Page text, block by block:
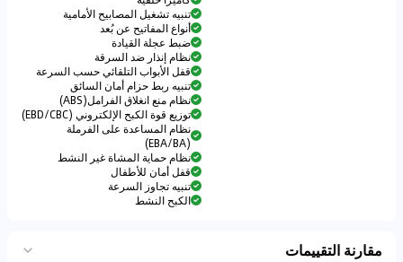
تنبيه تشغيل المصابيح الأمامية
أنواع المفاتيح عن بُعد
ضبط عجلة القيادة
نظام إنذار ضد السرقة
قفل الأبواب التلقائي حسب السرعة
تنبيه ربط حزام أمان السائق
نظام منع انغلاق الفرامل(ABS)
توزيع قوة الكبح الإلكتروني (EBD/CBC)
نظام المساعدة على الفرملة
(EBA/BA)
نظام حماية المشاة غير النشط
قفل أمان للأطفال
تنبيه تجاوز السرعة
الكبح النشط
مقارنة التقييمات